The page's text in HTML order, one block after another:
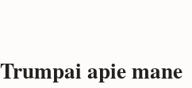
Trumpai apie mane